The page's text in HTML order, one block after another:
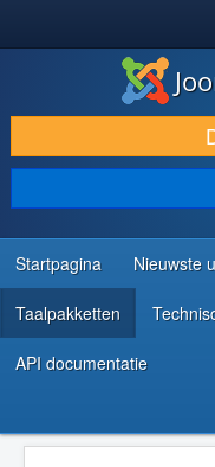
DOWNLOAD & BREID UIT
ONTDEK & LEER
COMMUNITY &
Startpagina Nieuwste
Taalpakketten
API documentatie